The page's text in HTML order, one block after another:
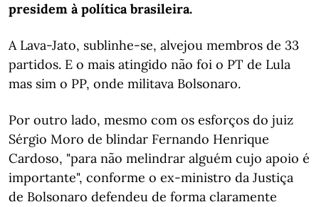
presidem à política brasileira.
A Lava-Jato, sublinhe-se, alvejou membros de 33
partidos. E o mais atingido não foi o PT de Lula
mas sim o PP, onde militava Bolsonaro.
Por outro lado, mesmo com os esforços do juiz
Sérgio Moro de blindar Fernando Henrique
Cardoso, "para não melindrar alguém cujo apoio é
importante", conforme o ex-ministro da Justiça
de Bolsonaro defendeu de forma claramente